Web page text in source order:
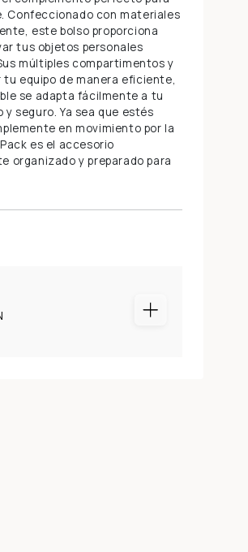
Confeccionado con materiales
este bolso proporciona
tus objetos personales
múltiples compartimentos y
equipo de manera eficiente,
se adapta fácilmente a tu
seguro. Ya sea que estés
en movimiento por la
es el accesorio
organizado y preparado para